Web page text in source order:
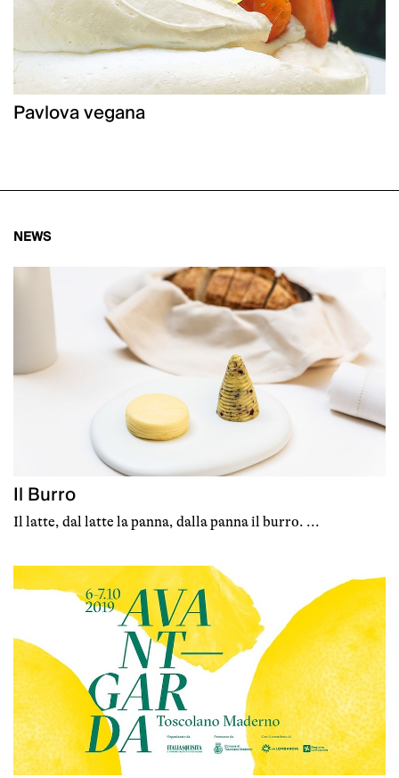
Pavlova vegana
NEWS
Il Burro
Il latte, dal latte la panna, dalla panna il burro. ...